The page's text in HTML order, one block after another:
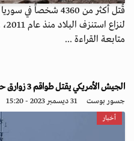
لنزاع استنزف البلاد منذ عام 2011، وفق ما أعلن المرصد السو...
متابعة القراءة ...
الجيش الأمريكي يقتل طواقم 3 زوارق حوثية هاجمت سفينة بالبحر الأحمر
جسور بوست 31 ديسمبر 2023 - 15:20
أخبار